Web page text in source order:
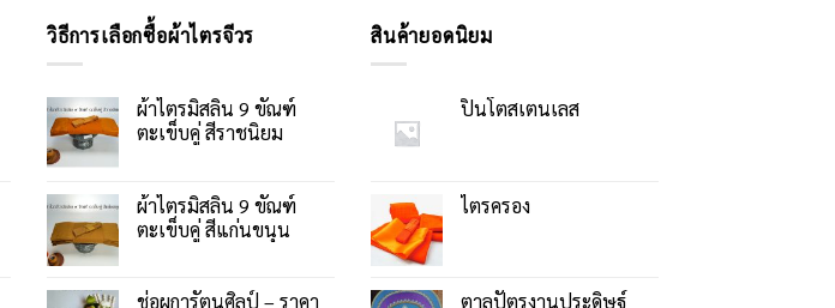
วิธีการเลือกซื้อผ้าไตรจีวร
ผ้าไตรมิสลิน 9 ขัณฑ์
ตะเข็บคู่ สีราชนิยม
ผ้าไตรมิสลิน 9 ขัณฑ์
ตะเข็บคู่ สีแก่นขนุน
ช่อผการัตนศิลป์ – ราคา
สินค้ายอดนิยม
ปิ่นโตสเตนเลส
ไตรครอง
ตาลปัตรงานประดิษฐ์